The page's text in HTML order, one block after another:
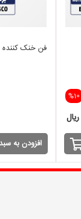
%10
فن خنک کننده TSCO - TCLP 3111
افزودن به سبد